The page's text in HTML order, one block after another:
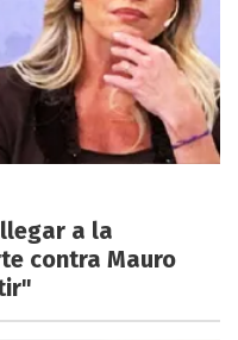
a la
contra Mauro